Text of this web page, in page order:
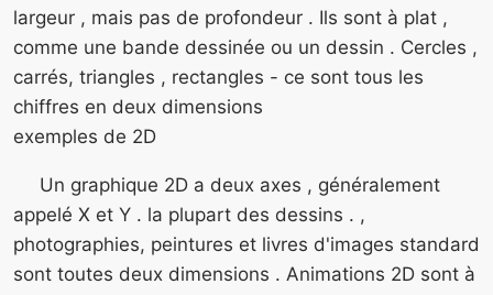
largeur , mais pas de profondeur . Ils sont à plat ,
comme une bande dessinée ou un dessin . Cercles ,
carrés, triangles , rectangles - ce sont tous les
chiffres en deux dimensions
exemples de 2D
Un graphique 2D a deux axes , généralement
appelé X et Y . la plupart des dessins . ,
photographies, peintures et livres d'images standard
sont toutes deux dimensions . Animations 2D sont à